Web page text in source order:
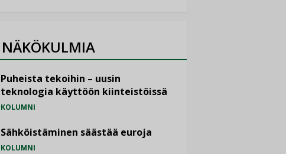
NÄKÖKULMIA
Puheista tekoihin – uusin
teknologia käyttöön kiinteistöissä
KOLUMNI
Sähköistäminen säästää euroja
KOLUMNI